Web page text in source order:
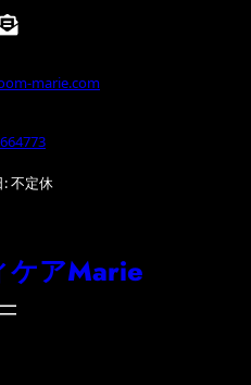
marie.com
: 不定休
ケアMarie